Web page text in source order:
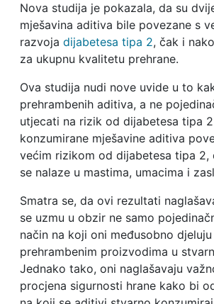
Nova studija je pokazala, da su
mješavina aditiva bile povezane s
razvoja dijabetesa tipa 2, čak i
za ukupnu kvalitetu prehrane.
Ova studija nudi nove uvide u to
prehrambenih aditiva, a ne
utjecati na rizik od dijabetesa tipa
konzumirane mješavine aditiva
većim rizikom od dijabetesa tipa 2,
se nalaze u mastima, umacima i
Smatra se, da ovi rezultati
se uzmu u obzir ne samo
način na koji oni međusobno djeluju
prehrambenim proizvodima u
Jednako tako, oni naglašavaju
procjena sigurnosti hrane kako bi